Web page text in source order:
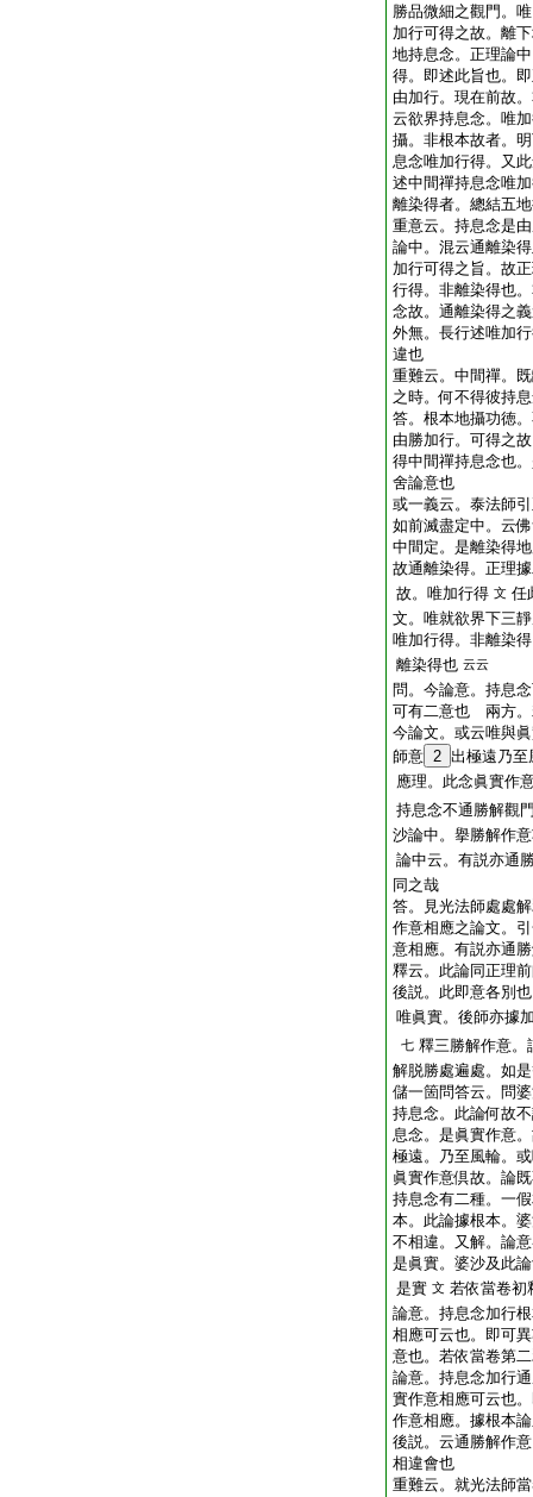
勝品微細之觀門。
加行可得之故。離
地持息念。正理論
得。即述此旨也。
由加行。現在前故
云欲界持息念。唯
攝。非根本故者。
息念唯加行得。又
述中間禪持息念唯
離染得者。總結五
重意云。持息念是
論中。混云通離染
加行可得之旨。故
行得。非離染得也
念故。通離染得之
外無。長行述唯加
違也
重難云。中間禪。
之時。何不得彼持
答。根本地攝功徳
由勝加行。可得之
得中間禪持息念也
舍論意也
或一義云。泰法師
如前滅盡定中。云
中間定。是離染得
故通離染得。正理
故。唯加行得 文 任
文。唯就欲界下三
唯加行得。非離染
離染得也 云云
問。今論意。持息
可有二意也 兩方。
今論文。或云唯與
師意 2 出極遠乃至
應理。此念眞實作
持息念不通勝解觀
沙論中。擧勝解作
論中云。有説亦通
同之哉
答。見光法師處處
作意相應之論文。
意相應。有説亦通
釋云。此論同正理
後説。此即意各別
唯眞實。後師亦據
七 釋三勝解作意。
解脱勝處遍處。如
儲一箇問答云。問
持息念。此論何故
息念。是眞實作意
極遠。乃至風輪。
眞實作意倶故。論
持息念有二種。一
本。此論據根本。
不相違。又解。論
是眞實。婆沙及此
是實 文 若依當卷初
論意。持息念加行
相應可云也。即可
意也。若依當卷第
論意。持息念加行
實作意相應可云也
作意相應。據根本
後説。云通勝解作
相違會也
重難云。就光法師